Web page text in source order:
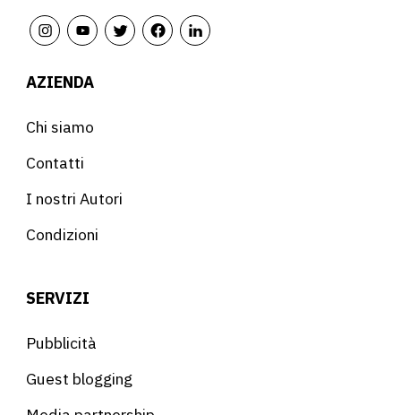
AZIENDA
Chi siamo
Contatti
I nostri Autori
Condizioni
SERVIZI
Pubblicità
Guest blogging